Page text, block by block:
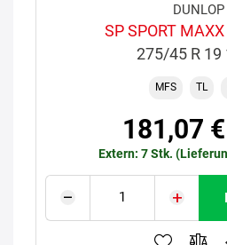
DUNLOP
SP SPORT
275/45 R 19
MFS TL
181,07 €
Extern: 7 Stk.